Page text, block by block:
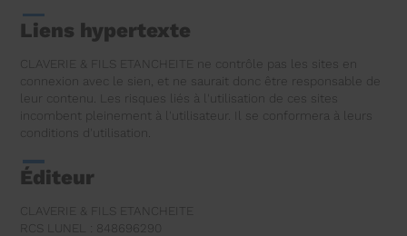
Liens hypertexte
CLAVERIE & FILS ETANCHEITE ne contrôle pas les sites en
connexion avec le sien, et ne saurait donc être responsable de
leur contenu. Les risques liés à l'utilisation de ces sites
incombent pleinement à l'utilisateur. Il se conformera à leurs
conditions d'utilisation.
Éditeur
CLAVERIE & FILS ETANCHEITE
RCS LUNEL : 848696290